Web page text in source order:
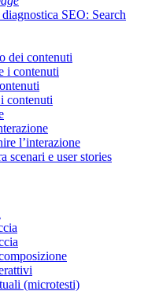
SEO: Search
dei contenuti
i contenuti
contenuti
l’interazione
scenari e user stories
(microtesti)